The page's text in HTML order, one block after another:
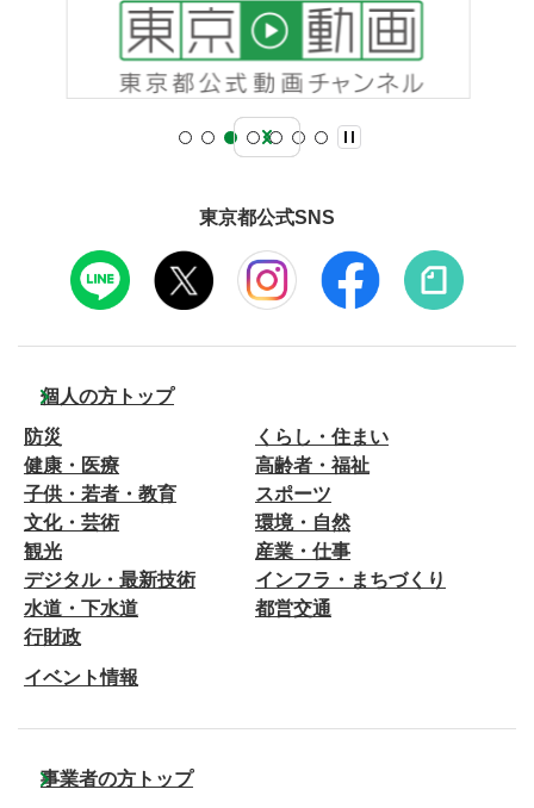
東京都公式SNS
個人の方トップ
防災
くらし・住まい
健康・医療
高齢者・福祉
子供・若者・教育
スポーツ
文化・芸術
環境・自然
観光
産業・仕事
デジタル・最新技術
インフラ・まちづくり
水道・下水道
都営交通
行財政
イベント情報
事業者の方トップ